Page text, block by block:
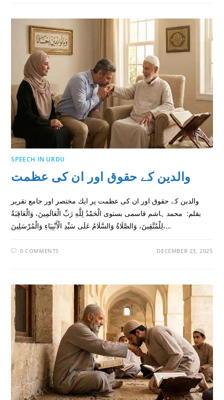
SPEECH IN URDU
والدین کے حقوق اور ان کی عظمت
والدین کے حقوق اور ان کی عظمت پر ايك مختصر اور جامع تقرير
بقلم: محمد ہاشم قاسمى بستوى الْحَمْدُ لِلَّهِ رَبِّ الْعَالَمِينَ، وَالْعَاقِبَةُ
لِلْمُتَّقِينَ، وَالصَّلَاةُ وَالسَّلَامُ عَلَى سَيِّدِ الْأَنْبِيَاءِ وَالْمُرْسَلِينَ،…
0 COMMENTS DECEMBER 23, 2025